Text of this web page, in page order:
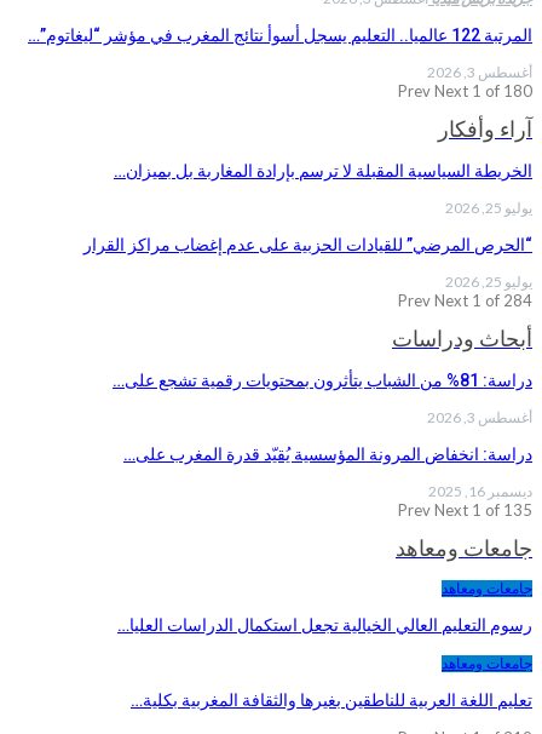
المرتبة 122 عالميا.. التعليم يسجل أسوأ نتائج المغرب في مؤشر “ليغاتوم”…
أغسطس 3, 2026
PrevNext 1 of 180
آراء وأفكار
الخريطة السياسية المقبلة لا ترسم بإرادة المغاربة بل بميزان…
يوليو 25, 2026
“الحرص المرضي” للقيادات الحزبية على عدم إغضاب مراكز القرار
يوليو 25, 2026
PrevNext 1 of 284
أبحاث ودراسات
دراسة: 81% من الشباب يتأثرون بمحتويات رقمية تشجع على…
أغسطس 3, 2026
دراسة: انخفاض المرونة المؤسسية يُقيّد قدرة المغرب على…
ديسمبر 16, 2025
PrevNext 1 of 135
جامعات ومعاهد
جامعات ومعاهد
رسوم التعليم العالي الخيالية تجعل استكمال الدراسات العليا…
جامعات ومعاهد
تعليم اللغة العربية للناطقين بغيرها والثقافة المغربية بكلية…